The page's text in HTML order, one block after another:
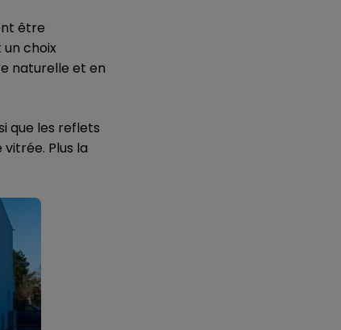
être
choix
naturelle et en
que les reflets
Plus la